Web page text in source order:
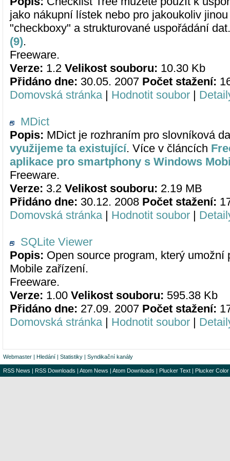
jako nákupní lístek nebo pro jakoukoliv
"checkboxy" a strukturované uspořádání
(9).
Freeware.
Verze: 1.2 Velikost souboru: 10.30 Kb
Přidáno dne: 30.05. 2007 Počet stažení:
Domovská stránka| Hodnotit soubor |
MDict
Popis: MDict je rozhraním pro slovníková
využijeme ta existující. Více v článcích
aplikace pro smartphony s Windows
Freeware.
Verze: 3.2 Velikost souboru: 2.19 MB
Přidáno dne: 30.12. 2008 Počet stažení:
Domovská stránka| Hodnotit soubor |
SQLite Viewer
Popis: Open source program, který
Mobile zařízení.
Freeware.
Verze: 1.00 Velikost souboru: 595.38 Kb
Přidáno dne: 27.09. 2007 Počet stažení:
Domovská stránka| Hodnotit soubor |
Webmaster | Hledání | Statistiky | Syndikační kanály
RSS News | RSS Downloads | Atom News | Atom Downloads | Plucker Text | Plucker Color